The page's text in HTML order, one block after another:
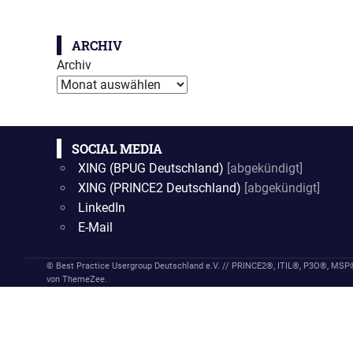
ARCHIV
Archiv
SOCIAL MEDIA
XING (BPUG Deutschland) [abgekündigt]
XING (PRINCE2 Deutschland) [abgekündigt]
LinkedIn
E-Mail
© Best Practice Usergroup Deutschland e.V. // PRINCE2®, ITIL®, P3O®,
von ThemeZee.